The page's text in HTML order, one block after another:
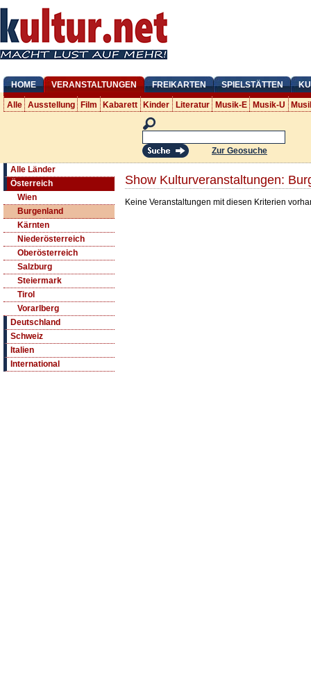
HOME VERANSTALTUNGEN FREIKARTEN SPIELSTÄTTEN
Alle Ausstellung Film Kabarett Kinder Literatur Musik-E Musik-U
Zur Geosuche
Alle Länder
Österreich
Wien
Burgenland
Kärnten
Niederösterreich
Oberösterreich
Salzburg
Steiermark
Tirol
Vorarlberg
Deutschland
Schweiz
Italien
International
Show Kulturveranstaltungen:
Keine Veranstaltungen mit diesen Kriterien